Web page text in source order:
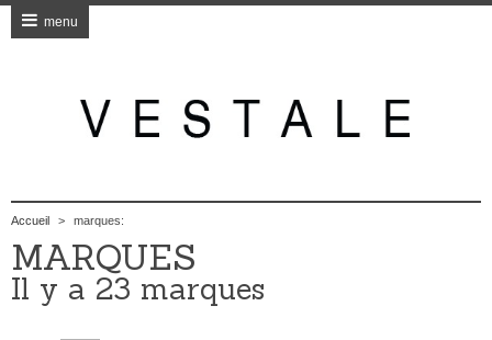
menu
Accueil > marques:
MARQUES
Il y a 23 marques